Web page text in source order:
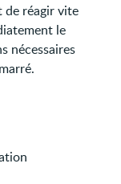
de réagir vite
le
nécessaires